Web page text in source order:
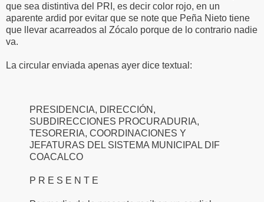
que sea distintiva del PRI, es decir color rojo, en un
aparente ardid por evitar que se note que Peña Nieto tiene
que llevar acarreados al Zócalo porque de lo contrario nadie
va.
La circular enviada apenas ayer dice textual:
PRESIDENCIA, DIRECCIÓN,
SUBDIRECCIONES PROCURADURIA,
TESORERIA, COORDINACIONES Y
JEFATURAS DEL SISTEMA MUNICIPAL DIF
COACALCO
P R E S E N T E